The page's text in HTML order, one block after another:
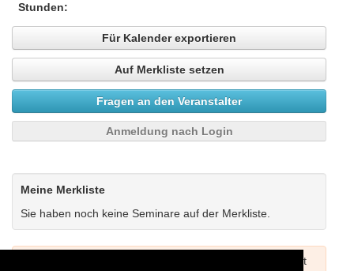
Stunden:
Für Kalender exportieren
Auf Merkliste setzen
Fragen an den Veranstalter
Anmeldung nach Login
Meine Merkliste
Sie haben noch keine Seminare auf der Merkliste.
Um Seminare buchen zu können müssen Sie sich zuerst